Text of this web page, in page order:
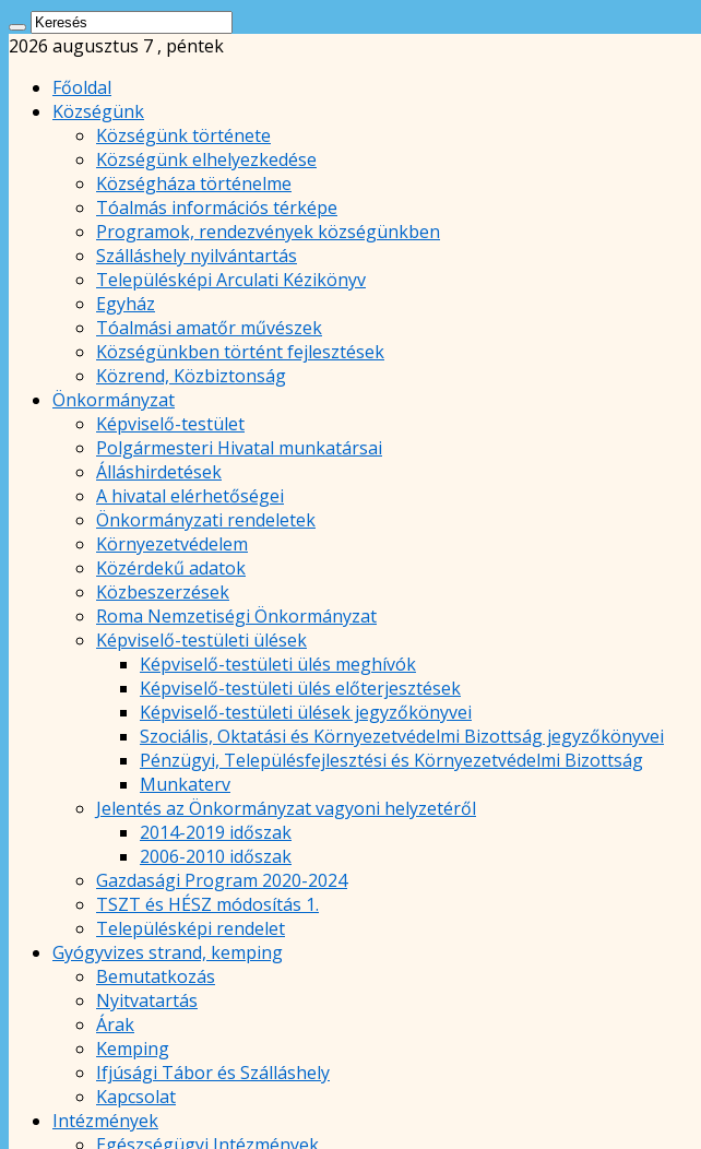
2026 augusztus 7 , péntek
Főoldal
Községünk
Községünk története
Községünk elhelyezkedése
Községháza történelme
Tóalmás információs térképe
Programok, rendezvények községünkben
Szálláshely nyilvántartás
Településképi Arculati Kézikönyv
Egyház
Tóalmási amatőr művészek
Községünkben történt fejlesztések
Közrend, Közbiztonság
Önkormányzat
Képviselő-testület
Polgármesteri Hivatal munkatársai
Álláshirdetések
A hivatal elérhetőségei
Önkormányzati rendeletek
Környezetvédelem
Közérdekű adatok
Közbeszerzések
Roma Nemzetiségi Önkormányzat
Képviselő-testületi ülések
Képviselő-testületi ülés meghívók
Képviselő-testületi ülés előterjesztések
Képviselő-testületi ülések jegyzőkönyvei
Szociális, Oktatási és Környezetvédelmi Bizottság jegyzőkönyvei
Pénzügyi, Településfejlesztési és Környezetvédelmi Bizottság
Munkaterv
Jelentés az Önkormányzat vagyoni helyzetéről
2014-2019 időszak
2006-2010 időszak
Gazdasági Program 2020-2024
TSZT és HÉSZ módosítás 1.
Településképi rendelet
Gyógyvizes strand, kemping
Bemutatkozás
Nyitvatartás
Árak
Kemping
Ifjúsági Tábor és Szálláshely
Kapcsolat
Intézmények